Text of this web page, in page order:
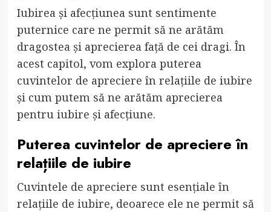
Iubirea și afecțiunea sunt sentimente
puternice care ne permit să ne arătăm
dragostea și aprecierea față de cei dragi. În
acest capitol, vom explora puterea
cuvintelor de apreciere în relațiile de iubire
și cum putem să ne arătăm aprecierea
pentru iubire și afecțiune.
Puterea cuvintelor de apreciere în
relațiile de iubire
Cuvintele de apreciere sunt esențiale în
relațiile de iubire, deoarece ele ne permit să